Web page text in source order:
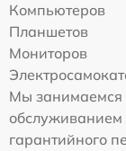
Компьютеров
Планшетов
Мониторов
Мы занимаемся
обслуживанием
гарантийного